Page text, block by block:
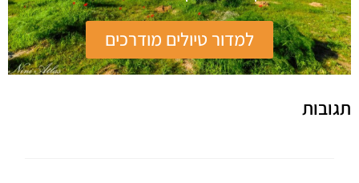
למדור טיולים מודרכים
תגובות